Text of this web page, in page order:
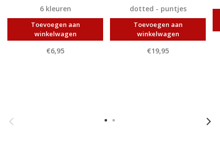
6 kleuren
Toevoegen aan
winkelwagen
€6,95
dotted - puntjes
Toevoegen aan
winkelwagen
€19,95